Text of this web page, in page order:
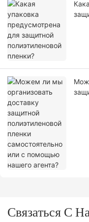
Связаться С